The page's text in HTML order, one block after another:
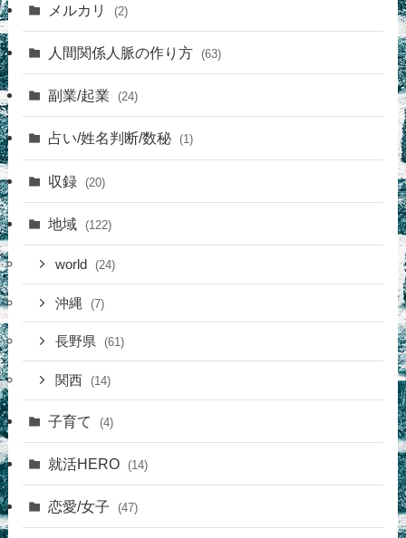
メルカリ (2)
人間関係人脈の作り方 (63)
副業/起業 (24)
占い/姓名判断/数秘 (1)
収録 (20)
地域 (122)
world (24)
沖縄 (7)
長野県 (61)
関西 (14)
子育て (4)
就活HERO (14)
恋愛/女子 (47)